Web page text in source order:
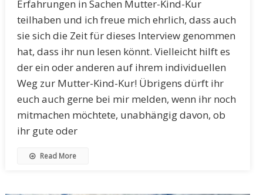
Erfahrungen in Sachen Mutter-Kind-Kur
teilhaben und ich freue mich ehrlich, dass auch
sie sich die Zeit für dieses Interview genommen
hat, dass ihr nun lesen könnt. Vielleicht hilft es
der ein oder anderen auf ihrem individuellen
Weg zur Mutter-Kind-Kur! Übrigens dürft ihr
euch auch gerne bei mir melden, wenn ihr noch
mitmachen möchtete, unabhängig davon, ob
ihr gute oder
Read More